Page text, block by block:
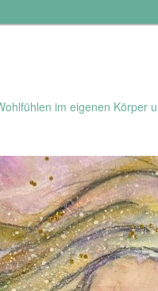
im eigenen Körper